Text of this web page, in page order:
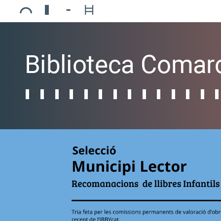
Ajuntament de Mollerussa
Biblioteca Comarcal Jaume Vila
Piscines de Mollerussa